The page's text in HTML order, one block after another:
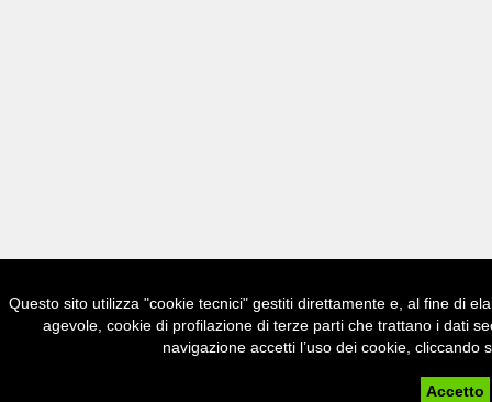
Questo sito utilizza "cookie tecnici" gestiti direttamente e, al fine di
agevole, cookie di profilazione di terze parti che trattano i dati
navigazione accetti l’uso dei cookie,
Accetto